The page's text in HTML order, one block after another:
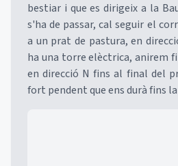
bestiar i que es dirigeix a la
s'ha de passar, cal seguir el
a un prat de pastura, en
ha una torre elèctrica, anirem
en direcció N fins al final del
fort pendent que ens durà fins